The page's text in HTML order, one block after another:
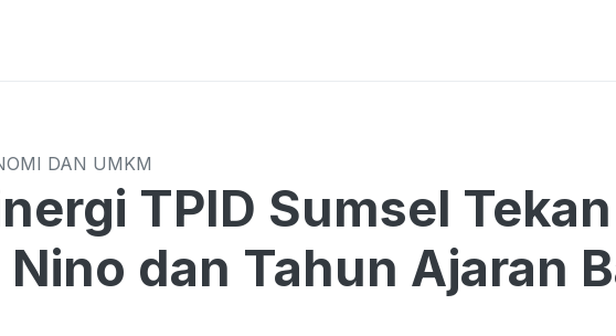
DAN UMKM
TPID Sumsel Tekan Harga di Tengah
Nino dan Tahun Ajaran